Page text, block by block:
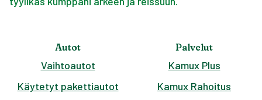
Autot
Vaihtoautot
Käytetyt pakettiautot
Palvelut
Kamux Plus
Kamux Rahoitus